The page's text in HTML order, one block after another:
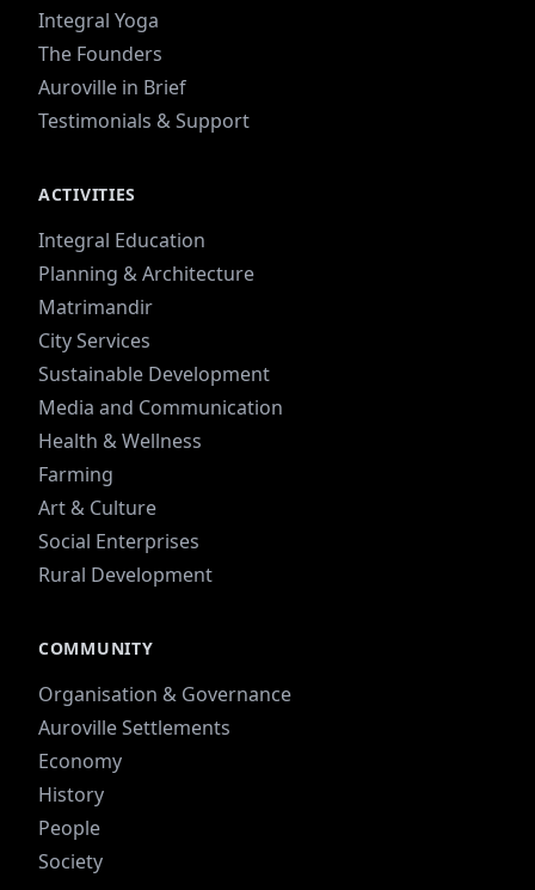
Integral Yoga
The Founders
Auroville in Brief
Testimonials & Support
ACTIVITIES
Integral Education
Planning & Architecture
Matrimandir
City Services
Sustainable Development
Media and Communication
Health & Wellness
Farming
Art & Culture
Social Enterprises
Rural Development
COMMUNITY
Organisation & Governance
Auroville Settlements
Economy
History
People
Society